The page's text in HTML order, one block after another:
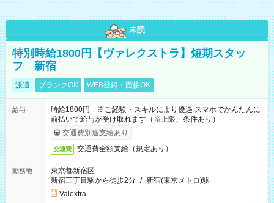
未読
特別時給1800円【ヴァレクストラ】短期スタッ
フ 新宿
派遣 ブランクOK WEB登録・面接OK
給与
時給1800円 ※ご経験・スキルにより優遇 スマホでかんたんに
前払いで給与が受け取れます（※上限、条件あり）
交通費別途支給あり
交通費 交通費全額支給（規定あり）
勤務地
東京都新宿区
新宿三丁目駅から徒歩2分 / 新宿(東京メトロ)駅
Valextra